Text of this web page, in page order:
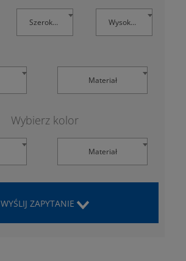
Szerokość Wysokość
Materiał
Wybierz kolor
Materiał
WYŚLIJ ZAPYTANIE